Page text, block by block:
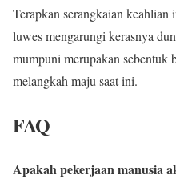
Terapkan serangkaian
luwes mengarungi kerasnya
mumpuni merupakan sebentuk
melangkah maju saat ini.
FAQ
Apakah pekerjaan manusia